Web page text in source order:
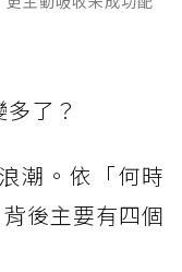
了？
潮。依「何時
後主要有四個